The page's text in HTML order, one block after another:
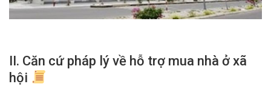
II. Căn cứ pháp lý về hỗ trợ mua nhà ở xã
hội